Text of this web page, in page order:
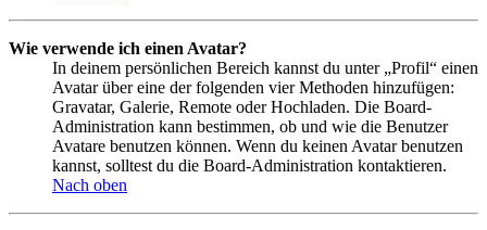
Wie verwende ich einen Avatar?
In deinem persönlichen Bereich kannst du unter „Profil“ einen
Avatar über eine der folgenden vier Methoden hinzufügen:
Gravatar, Galerie, Remote oder Hochladen. Die Board-
Administration kann bestimmen, ob und wie die Benutzer
Avatare benutzen können. Wenn du keinen Avatar benutzen
kannst, solltest du die Board-Administration kontaktieren.
Nach oben